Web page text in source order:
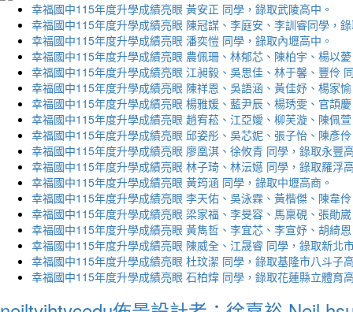
幸福國中115年度升學成績亮眼 黃安正 同學，錄取武陵高中。
幸福國中115年度升學成績亮眼 陳冠謀、李庭安、李訓睿同學，
幸福國中115年度升學成績亮眼 潘奕愷 同學，錄取內壢高中。
幸福國中115年度升學成績亮眼 農佩珊、林郁芯、陳柏宇、楊以
幸福國中115年度升學成績亮眼 江昶毅、吳思佳、林于馨、豐伶
幸福國中115年度升學成績亮眼 陳祥恩、吳語涵、黃佳妤、楊家
幸福國中115年度升學成績亮眼 楊雅媛、藍尹辰、楊琇雯、官頡
幸福國中115年度升學成績亮眼 趙宥菘、江亞嬡、柳芙漩、陳佩
幸福國中115年度升學成績亮眼 邱姿彤、吳芯妮、張子怡、陳彥
幸福國中115年度升學成績亮眼 廖凰淇、徐攸青 同學，錄取永豐
幸福國中115年度升學成績亮眼 林子琦、林沄嬨 同學，錄取羅浮
幸福國中115年度升學成績亮眼 黃筠涵 同學，錄取中壢高商。
幸福國中115年度升學成績亮眼 李天佑、吳泳霖、黃楷傑、陳韋
幸福國中115年度升學成績亮眼 梁家福、李旻容、馬稟硯、張勛
幸福國中115年度升學成績亮眼 黃雋哲、李宜芯、李宣妤、胡綺
幸福國中115年度升學成績亮眼 陳威全、江晟睿 同學，錄取新北
幸福國中115年度升學成績亮眼 杜玟潔 同學，錄取基隆市八斗子
幸福國中115年度升學成績亮眼 石柏煒 同學，錄取花蓮縣立體育